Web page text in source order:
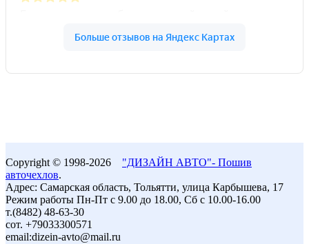
Copyright © 1998-2026 "ДИЗАЙН АВТО"- Пошив
авточехлов.
Адрес: Самарская область, Тольятти, улица Карбышева, 17
Режим работы Пн-Пт с 9.00 до 18.00, Сб с 10.00-16.00
т.(8482) 48-63-30
сот. +79033300571
email:dizein-avto@mail.ru